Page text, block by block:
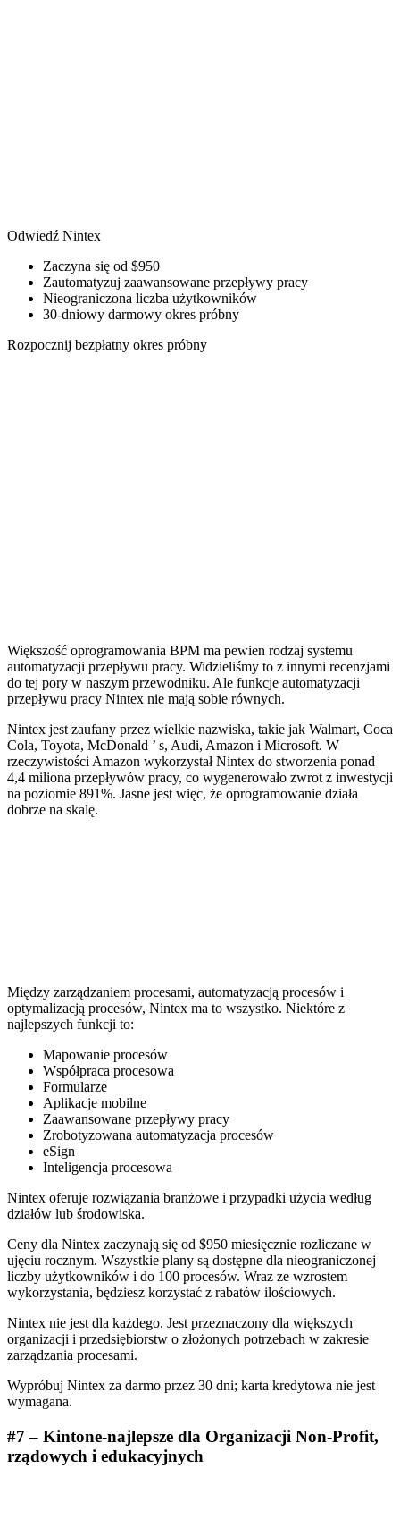
Odwiedź Nintex
Zaczyna się od $950
Zautomatyzuj zaawansowane przepływy pracy
Nieograniczona liczba użytkowników
30-dniowy darmowy okres próbny
Rozpocznij bezpłatny okres próbny
Większość oprogramowania BPM ma pewien rodzaj systemu
automatyzacji przepływu pracy. Widzieliśmy to z innymi recenzjami
do tej pory w naszym przewodniku. Ale funkcje automatyzacji
przepływu pracy Nintex nie mają sobie równych.
Nintex jest zaufany przez wielkie nazwiska, takie jak Walmart, Coca
Cola, Toyota, McDonald ’ s, Audi, Amazon i Microsoft. W
rzeczywistości Amazon wykorzystał Nintex do stworzenia ponad
4,4 miliona przepływów pracy, co wygenerowało zwrot z inwestycji
na poziomie 891%. Jasne jest więc, że oprogramowanie działa
dobrze na skalę.
Między zarządzaniem procesami, automatyzacją procesów i
optymalizacją procesów, Nintex ma to wszystko. Niektóre z
najlepszych funkcji to:
Mapowanie procesów
Współpraca procesowa
Formularze
Aplikacje mobilne
Zaawansowane przepływy pracy
Zrobotyzowana automatyzacja procesów
eSign
Inteligencja procesowa
Nintex oferuje rozwiązania branżowe i przypadki użycia według
działów lub środowiska.
Ceny dla Nintex zaczynają się od $950 miesięcznie rozliczane w
ujęciu rocznym. Wszystkie plany są dostępne dla nieograniczonej
liczby użytkowników i do 100 procesów. Wraz ze wzrostem
wykorzystania, będziesz korzystać z rabatów ilościowych.
Nintex nie jest dla każdego. Jest przeznaczony dla większych
organizacji i przedsiębiorstw o złożonych potrzebach w zakresie
zarządzania procesami.
Wypróbuj Nintex za darmo przez 30 dni; karta kredytowa nie jest
wymagana.
#7 – Kintone-najlepsze dla Organizacji Non-Profit,
rządowych i edukacyjnych